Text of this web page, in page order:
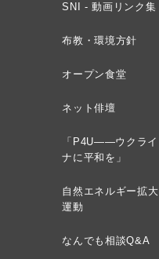
SNI - 動画リンク集
布教・環境方針
オープン食堂
ネット俳壇
「P4U——ウクライ
ナに平和を」
自然エネルギー拡大
運動
なんでも相談Q&A